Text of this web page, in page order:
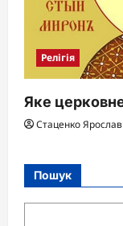
Релігія
Яке
Стаценко Ярослав
Пошук